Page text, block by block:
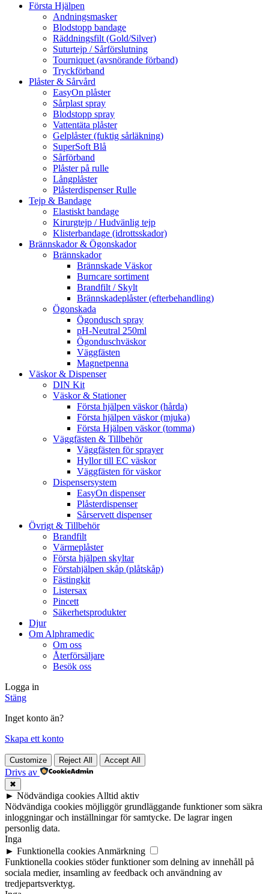
Första Hjälpen
Andningsmasker
Blodstopp bandage
Räddningsfilt (Gold/Silver)
Suturtejp / Sårförslutning
Tourniquet (avsnörande förband)
Tryckförband
Plåster & Sårvård
EasyOn plåster
Sårplast spray
Blodstopp spray
Vattentäta plåster
Gelplåster (fuktig sårläkning)
SuperSoft Blå
Sårförband
Plåster på rulle
Långplåster
Plåsterdispenser Rulle
Tejp & Bandage
Elastiskt bandage
Kirurgtejp / Hudvänlig tejp
Klisterbandage (idrottsskador)
Brännskador & Ögonskador
Brännskador
Brännskade Väskor
Burncare sortiment
Brandfilt / Skylt
Brännskadeplåster (efterbehandling)
Ögonskada
Ögondusch spray
pH-Neutral 250ml
Ögonduschväskor
Väggfästen
Magnetpenna
Väskor & Dispenser
DIN Kit
Väskor & Stationer
Första hjälpen väskor (hårda)
Första hjälpen väskor (mjuka)
Första Hjälpen väskor (tomma)
Väggfästen & Tillbehör
Väggfästen för sprayer
Hyllor till EC väskor
Väggfästen för väskor
Dispensersystem
EasyOn dispenser
Plåsterdispenser
Sårservett dispenser
Övrigt & Tillbehör
Brandfilt
Värmeplåster
Första hjälpen skyltar
Förstahjälpen skåp (plåtskåp)
Fästingkit
Listersax
Pincett
Säkerhetsprodukter
Djur
Om Alphramedic
Om oss
Återförsäljare
Besök oss
Logga in
Stäng
Inget konto än?
Skapa ett konto
Customize Reject All Accept All
Drivs av
✖
► Nödvändiga cookiesAlltid aktiv
Nödvändiga cookies möjliggör grundläggande funktioner som säkra
inloggningar och inställningar för samtycke. De lagrar ingen
personlig data.
Inga
► Funktionella cookiesAnmärkning
Funktionella cookies stöder funktioner som delning av innehåll på
sociala medier, insamling av feedback och användning av
tredjepartsverktyg.